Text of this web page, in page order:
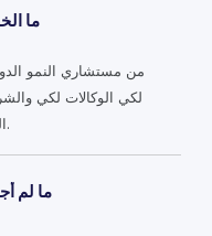
ما
من مستشاري النمو
لكي الوكالات لكي
الخبرات لكي النجاح في الأسواق الجديدة.
ما لم